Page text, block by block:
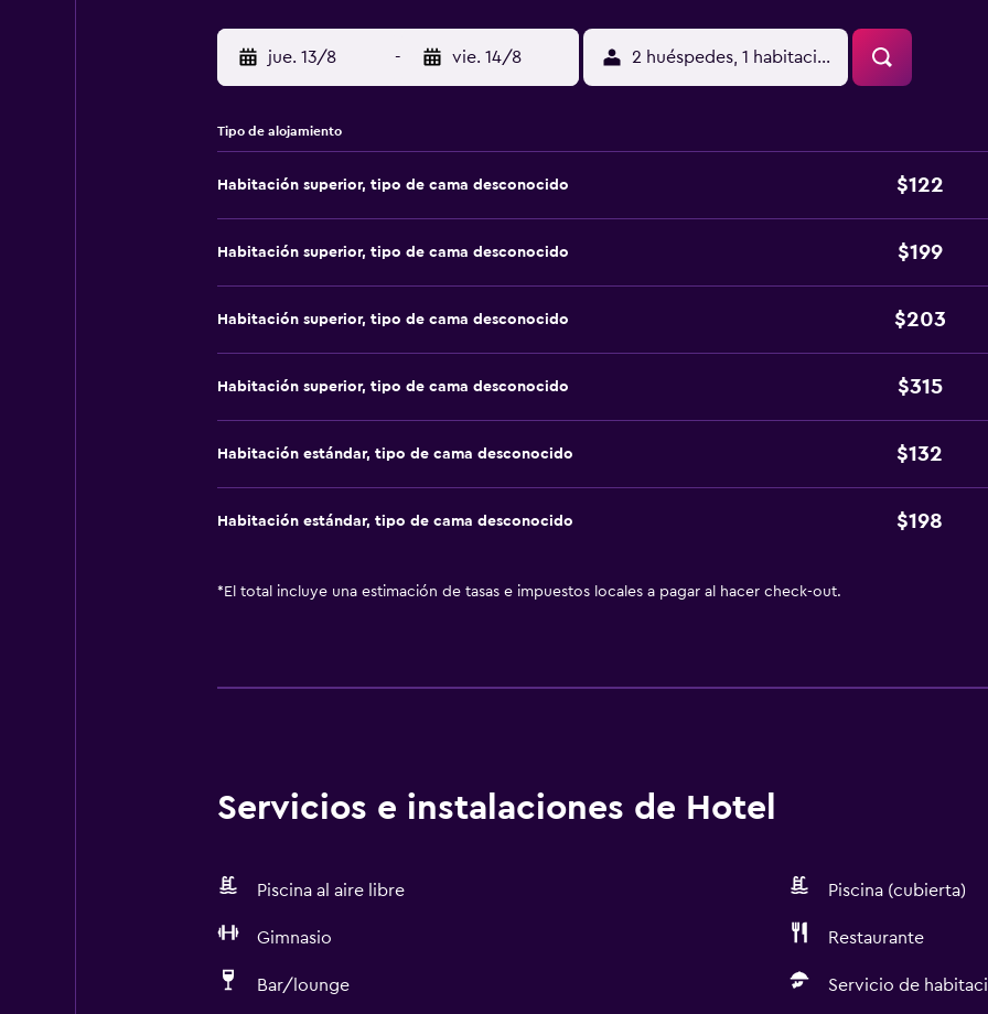
jue. 13/8 - vie. 14/8 2 huéspedes, 1 habitación
Tipo de alojamiento
Habitación superior, tipo de cama desconocido $122
Habitación superior, tipo de cama desconocido $199
Habitación superior, tipo de cama desconocido $203
Habitación superior, tipo de cama desconocido $315
Habitación estándar, tipo de cama desconocido $132
Habitación estándar, tipo de cama desconocido $198
* El total incluye una estimación de tasas e impuestos locales a pagar al hacer check-out.
Servicios e instalaciones de Hotel
Piscina al aire libre Piscina (cubierta)
Gimnasio Restaurante
Bar/lounge Servicio de